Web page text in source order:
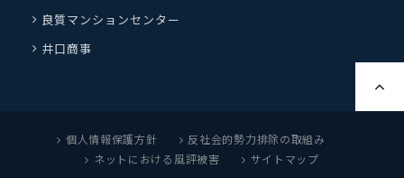
良質マンションセンター
井口商事
個人情報保護方針
反社会的勢力排除の取組み
ネットにおける風評被害
サイトマップ